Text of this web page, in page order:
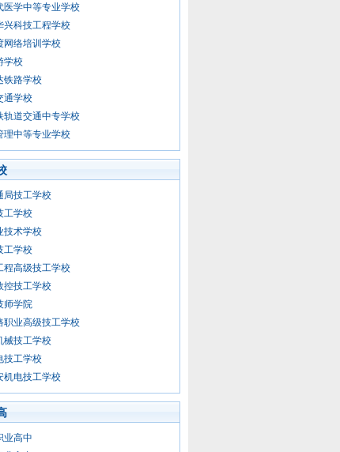
医学中等专业学校
兴科技工程学校
网络培训学校
学校
铁路学校
通学校
轨道交通中专学校
理中等专业学校
局技工学校
工学校
技术学校
工学校
程高级技工学校
控技工学校
师学院
职业高级技工学校
械技工学校
技工学校
机电技工学校
业高中